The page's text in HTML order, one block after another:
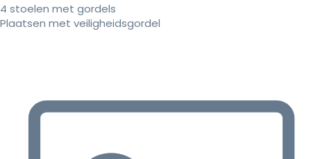
4 stoelen met gordels
Plaatsen met veiligheidsgordel